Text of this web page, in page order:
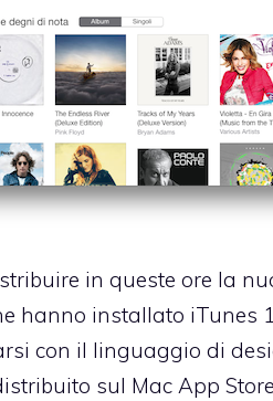
in queste ore la
hanno installato
con il linguaggio di
sul Mac App